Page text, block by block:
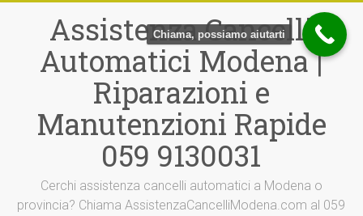
contenutoAssistenza Cancelli
Automatici Modena |
Riparazioni e
Manutenzioni Rapide
059 9130031
Cerchi assistenza cancelli automatici a Modena o
provincia? Chiama AssistenzaCancelliModena.com al 059
Chiama, possiamo aiutarti